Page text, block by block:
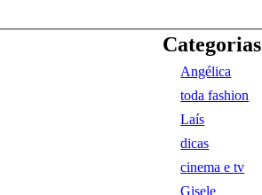
Categorias
Angélica
toda fashion
Laís
dicas
cinema e tv
Gisele